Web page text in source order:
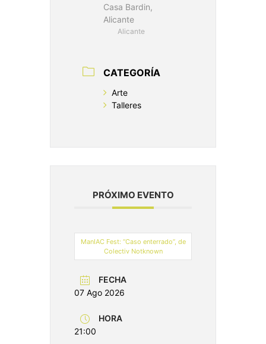
Casa Bardin,
Alicante
Alicante
CATEGORÍA
Arte
Talleres
PRÓXIMO EVENTO
ManIAC Fest: “Caso enterrado”, de
Colectiv Notknown
FECHA
07 Ago 2026
HORA
21:00